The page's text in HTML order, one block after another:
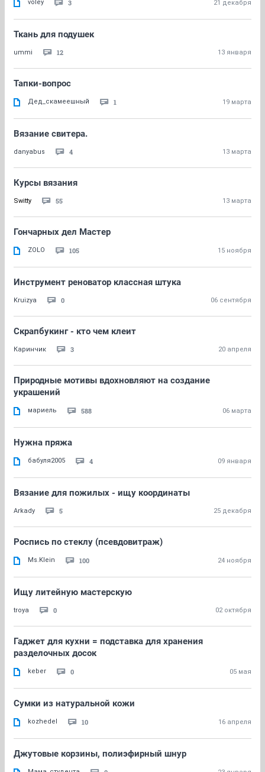
voley 3 21 декабря
Ткань для подушек
ummi 12 13 января
Тапки-вопрос
Дед_скамеешный 1 19 марта
Вязание свитера.
danyabus 4 13 марта
Курсы вязания
Switty 55 13 марта
Гончарных дел Мастер
ZOLO 105 15 ноября
Инструмент реноватор классная штука
Kruizya 0 06 сентября
Скрапбукинг - кто чем клеит
Каринчик 3 20 апреля
Природные мотивы вдохновляют на создание
украшений
мариель 588 06 марта
Нужна пряжа
бабуля2005 4 09 января
Вязание для пожилых - ищу координаты
Arkady 5 25 декабря
Роспись по стеклу (псевдовитраж)
Ms.Klein 100 24 ноября
Ищу литейную мастерскую
troya 0 02 октября
Гаджет для кухни = подставка для хранения
разделочных досок
keber 0 05 мая
Сумки из натуральной кожи
kozhedel 10 16 апреля
Джутовые корзины, полиэфирный шнур